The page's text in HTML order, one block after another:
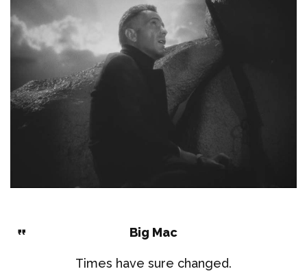
Big Mac
Times have sure changed.